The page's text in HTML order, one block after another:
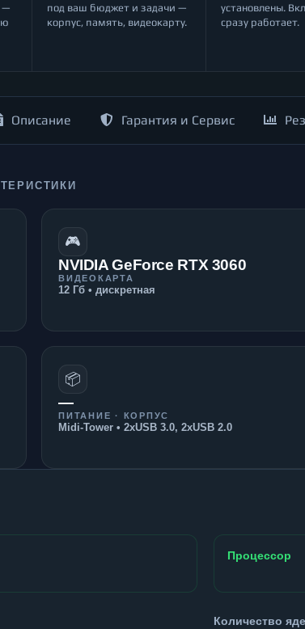
—
под ваш бюджет и задачи —
корпус, память, видеокарту.
установлены.
сразу работает.
Описание Гарантия и Сервис
🎮
NVIDIA GeForce RTX 3060
ВИДЕОКАРТА
12 Гб • дискретная
📦
—
ПИТАНИЕ · КОРПУС
Midi-Tower • 2xUSB 3.0, 2xUSB 2.0
Процессор
Количество